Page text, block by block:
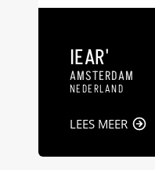
IEAR'
AMSTERDAM
NEDERLAND
LEES MEER